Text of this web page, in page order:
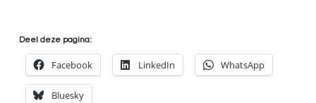
Deel deze pagina:
Facebook LinkedIn WhatsApp
Bluesky